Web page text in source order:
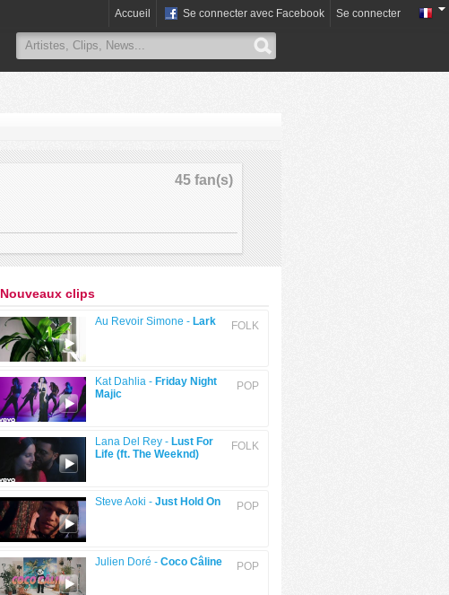
Accueil Se connecter avec Facebook Se connecter
45 fan(s)
Nouveaux clips
FOLK
Au Revoir Simone - Lark
POP
Kat Dahlia - Friday Night
Majic
FOLK
Lana Del Rey - Lust For
Life (ft. The Weeknd)
POP
Steve Aoki - Just Hold On
POP
Julien Doré - Coco Câline